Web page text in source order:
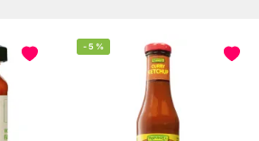
-5 %